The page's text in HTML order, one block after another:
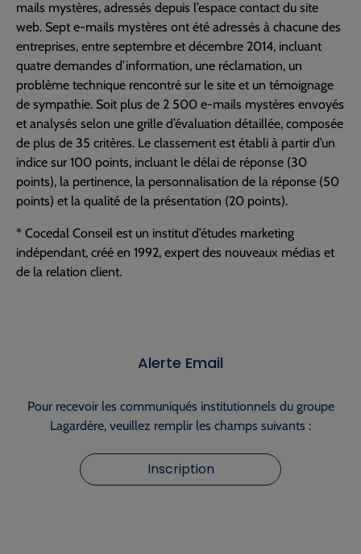
mails mystères, adressés depuis l’espace contact du site
web. Sept e-mails mystères ont été adressés à chacune des
entreprises, entre septembre et décembre 2014, incluant
quatre demandes d’information, une réclamation, un
problème technique rencontré sur le site et un témoignage
de sympathie. Soit plus de 2 500 e-mails mystères envoyés
et analysés selon une grille d’évaluation détaillée, composée
de plus de 35 critères. Le classement est établi à partir d’un
indice sur 100 points, incluant le délai de réponse (30
points), la pertinence, la personnalisation de la réponse (50
points) et la qualité de la présentation (20 points).
* Cocedal Conseil est un institut d’études marketing
indépendant, créé en 1992, expert des nouveaux médias et
de la relation client.
Alerte Email
Pour recevoir les communiqués institutionnels du groupe
Lagardère, veuillez remplir les champs suivants :
Inscription